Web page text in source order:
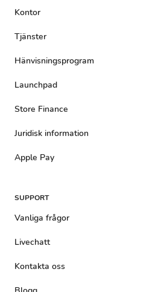
Kontor
Tjänster
Hänvisningsprogram
Launchpad
Store Finance
Juridisk information
Apple Pay
SUPPORT
Vanliga frågor
Livechatt
Kontakta oss